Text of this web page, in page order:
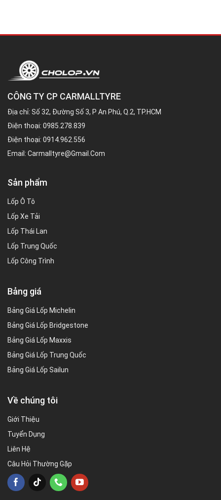
CÔNG TY CP CARMALLTYRE
Địa chỉ: Số 32, Đường Số 3, P An Phú, Q.2, TP.HCM
Điện thoại: 0985.278.839
Điện thoại: 0914.962.556
Email: Carmalltyre@gmail.com
Sản phẩm
Lốp Ô Tô
Lốp Xe Tải
Lốp Thái Lan
Lốp Trung Quốc
Lốp Công Trình
Bảng giá
Bảng Giá Lốp Michelin
Bảng Giá Lốp Bridgestone
Bảng Giá Lốp Maxxis
Bảng Giá Lốp Trung Quốc
Bảng Giá Lốp Sailun
Về chúng tôi
Giới Thiệu
Tuyển Dụng
Liên Hệ
Câu Hỏi Thường Gặp